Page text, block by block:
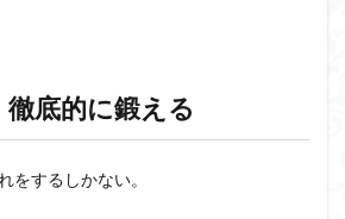
底的に鍛える
をするしかない。